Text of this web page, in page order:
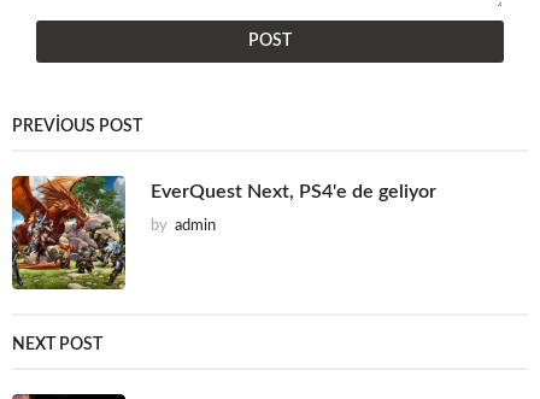
PREVIOUS POST
EverQuest Next, PS4'e de geliyor
by admin
NEXT POST